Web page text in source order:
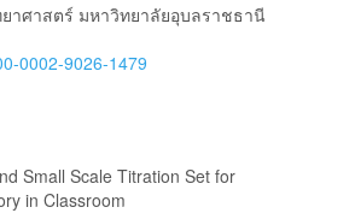
าศาสตร์ มหาวิทยาลัยอุบลราชธานี
0002-9026-1479
Small Scale Titration Set for
in Classroom